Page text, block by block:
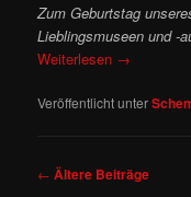
Zum Geburtstag
Lieblingsmuseen und -
Weiterlesen →
Veröffentlicht unter
Beitragsnavigation
← Ältere Beiträge